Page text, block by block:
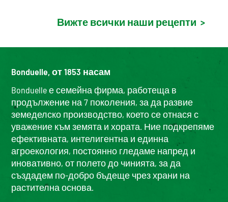
Вижте всички наши рецепти >
Bonduelle, от 1853 насам
Bonduelle е семейна фирма, работеща в
продължение на 7 поколения, за да развие
земеделско производство, което се отнася с
уважение към земята и хората. Ние подкрепяме
ефективната, интелигентна и единна
агроекология, постоянно гледаме напред и
иновативно, от полето до чинията, за да
създадем по-добро бъдеще чрез храни на
растителна основа.